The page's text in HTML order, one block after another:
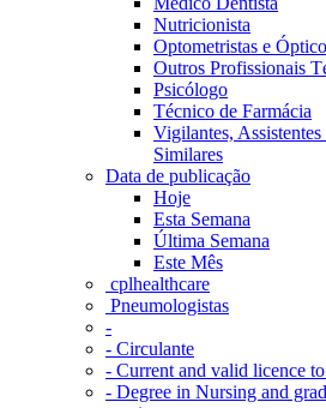
Nutricionista
Optometristas e
Outros Profissionais
Psicólogo
Técnico de Farmácia
Vigilantes,
Similares
Data de publicação
Hoje
Esta Semana
Última Semana
Este Mês
‎ cplhealthcare‬
Pneumologistas
-
- Circulante
- Current and valid licence
- Degree in Nursing and